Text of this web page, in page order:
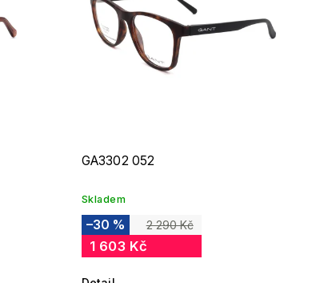
GA3302 052
Skladem
2 290 Kč
–30 %
1 603 Kč